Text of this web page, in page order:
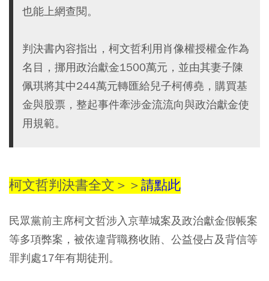
也能上網查閱。
判決書內容指出，柯文哲利用肖像權授權金作為
名目，挪用政治獻金1500萬元，並由其妻子陳
佩琪將其中244萬元轉匯給兒子柯傅堯，購買基
金與股票，整起事件牽涉金流流向與政治獻金使
用規範。
柯文哲判決書全文＞＞請點此
民眾黨前主席柯文哲涉入京華城案及政治獻金假帳案
等多項弊案，被依違背職務收賄、公益侵占及背信等
罪判處17年有期徒刑。